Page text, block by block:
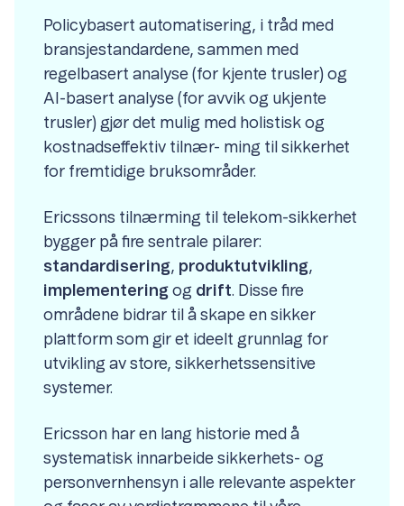
Policybasert automatisering, i tråd med
bransjestandardene, sammen med
regelbasert analyse (for kjente trusler) og
AI-basert analyse (for avvik og ukjente
trusler) gjør det mulig med holistisk og
kostnadseffektiv tilnær- ming til sikkerhet
for fremtidige bruksområder.
Ericssons tilnærming til telekom-sikkerhet
bygger på fire sentrale pilarer:
standardisering, produktutvikling,
implementering og drift. Disse fire
områdene bidrar til å skape en sikker
plattform som gir et ideelt grunnlag for
utvikling av store, sikkerhetssensitive
systemer.
Ericsson har en lang historie med å
systematisk innarbeide sikkerhets- og
personvernhensyn i alle relevante aspekter